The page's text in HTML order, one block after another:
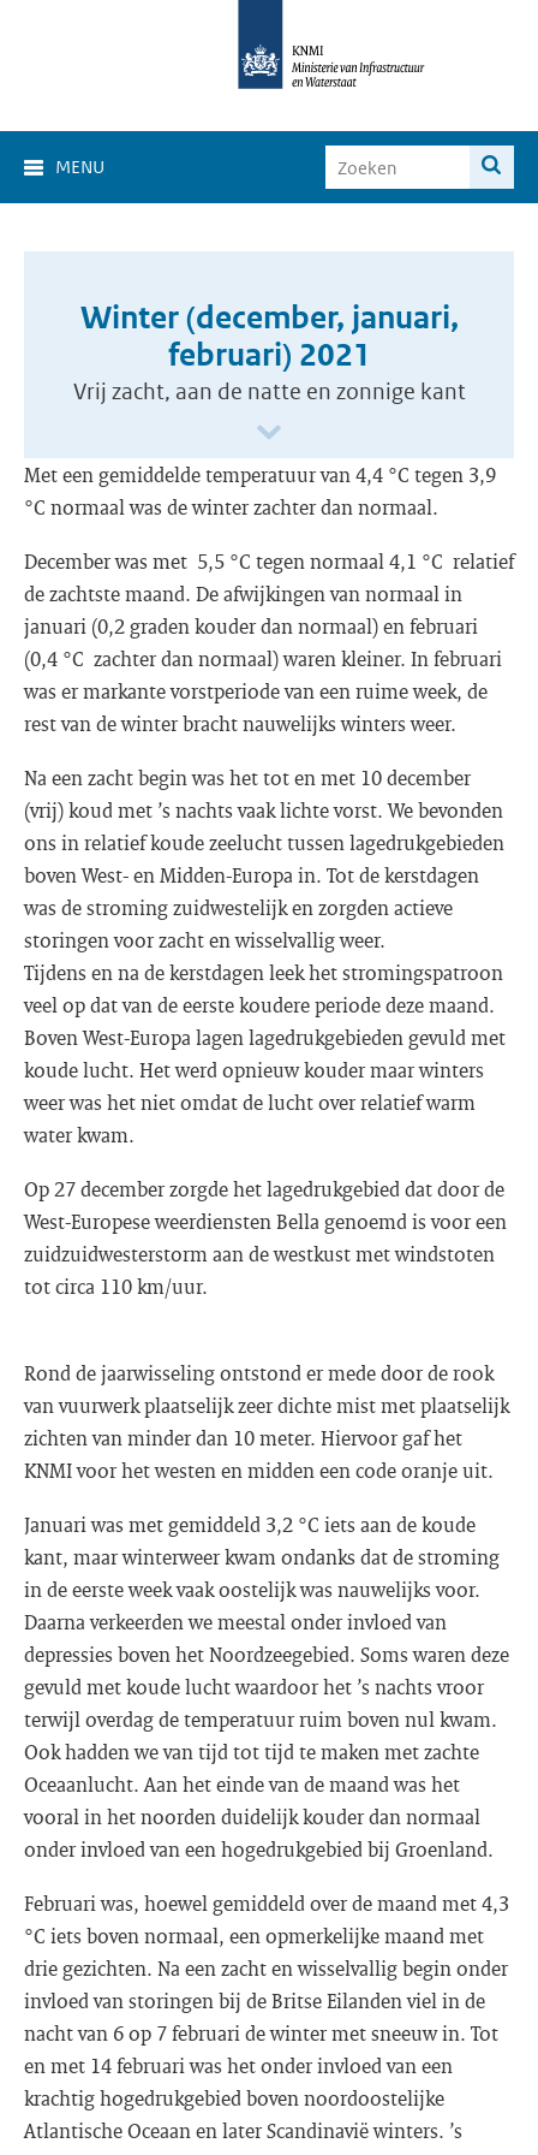
MENU
Winter (december, januari,
februari) 2021
Vrij zacht, aan de natte en zonnige kant
Met een gemiddelde temperatuur van 4,4 °C tegen 3,9
°C normaal was de winter zachter dan normaal.
December was met 5,5 °C tegen normaal 4,1 °C relatief
de zachtste maand. De afwijkingen van normaal in
januari (0,2 graden kouder dan normaal) en februari
(0,4 °C zachter dan normaal) waren kleiner. In februari
was er markante vorstperiode van een ruime week, de
rest van de winter bracht nauwelijks winters weer.
Na een zacht begin was het tot en met 10 december
(vrij) koud met ’s nachts vaak lichte vorst. We bevonden
ons in relatief koude zeelucht tussen lagedrukgebieden
boven West- en Midden-Europa in. Tot de kerstdagen
was de stroming zuidwestelijk en zorgden actieve
storingen voor zacht en wisselvallig weer.
Tijdens en na de kerstdagen leek het stromingspatroon
veel op dat van de eerste koudere periode deze maand.
Boven West-Europa lagen lagedrukgebieden gevuld met
koude lucht. Het werd opnieuw kouder maar winters
weer was het niet omdat de lucht over relatief warm
water kwam.
Op 27 december zorgde het lagedrukgebied dat door de
West-Europese weerdiensten Bella genoemd is voor een
zuidzuidwesterstorm aan de westkust met windstoten
tot circa 110 km/uur.
Rond de jaarwisseling ontstond er mede door de rook
van vuurwerk plaatselijk zeer dichte mist met plaatselijk
zichten van minder dan 10 meter. Hiervoor gaf het
KNMI voor het westen en midden een code oranje uit.
Januari was met gemiddeld 3,2 °C iets aan de koude
kant, maar winterweer kwam ondanks dat de stroming
in de eerste week vaak oostelijk was nauwelijks voor.
Daarna verkeerden we meestal onder invloed van
depressies boven het Noordzeegebied. Soms waren deze
gevuld met koude lucht waardoor het ’s nachts vroor
terwijl overdag de temperatuur ruim boven nul kwam.
Ook hadden we van tijd tot tijd te maken met zachte
Oceaanlucht. Aan het einde van de maand was het
vooral in het noorden duidelijk kouder dan normaal
onder invloed van een hogedrukgebied bij Groenland.
Februari was, hoewel gemiddeld over de maand met 4,3
°C iets boven normaal, een opmerkelijke maand met
drie gezichten. Na een zacht en wisselvallig begin onder
invloed van storingen bij de Britse Eilanden viel in de
nacht van 6 op 7 februari de winter met sneeuw in. Tot
en met 14 februari was het onder invloed van een
krachtig hogedrukgebied boven noordoostelijke
Atlantische Oceaan en later Scandinavië winters. ’s